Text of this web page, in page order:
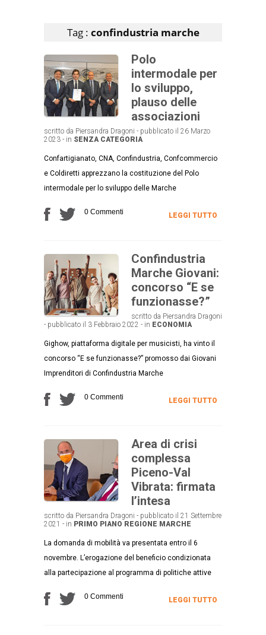
Tag : confindustria marche
Polo
intermodale per
lo sviluppo,
plauso delle
associazioni
scritto da Piersandra Dragoni - pubblicato il 26 Marzo
2023 - in SENZA CATEGORIA
Confartigianato, CNA, Confindustria, Confcommercio
e Coldiretti apprezzano la costituzione del Polo
intermodale per lo sviluppo delle Marche
0 Commenti LEGGI TUTTO
Confindustria
Marche Giovani:
concorso “E se
funzionasse?”
scritto da Piersandra Dragoni
- pubblicato il 3 Febbraio 2022 - in ECONOMIA
Gighow, piattaforma digitale per musicisti, ha vinto il
concorso “E se funzionasse?” promosso dai Giovani
Imprenditori di Confindustria Marche
0 Commenti LEGGI TUTTO
Area di crisi
complessa
Piceno-Val
Vibrata: firmata
l’intesa
scritto da Piersandra Dragoni - pubblicato il 21 Settembre
2021 - in PRIMO PIANO REGIONE MARCHE
La domanda di mobilità va presentata entro il 6
novembre. L’erogazione del beneficio condizionata
alla partecipazione al programma di politiche attive
0 Commenti LEGGI TUTTO